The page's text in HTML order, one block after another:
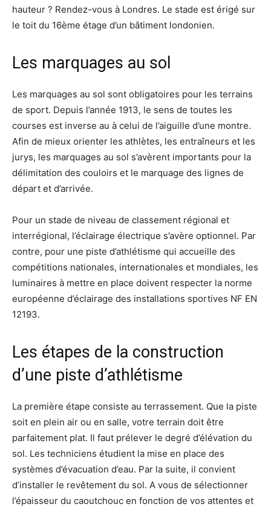
hauteur ? Rendez-vous à Londres. Le stade est érigé sur
le toit du 16ème étage d’un bâtiment londonien.
Les marquages au sol
Les marquages au sol sont obligatoires pour les terrains
de sport. Depuis l’année 1913, le sens de toutes les
courses est inverse au à celui de l’aiguille d’une montre.
Afin de mieux orienter les athlètes, les entraîneurs et les
jurys, les marquages au sol s’avèrent importants pour la
délimitation des couloirs et le marquage des lignes de
départ et d’arrivée.
Pour un stade de niveau de classement régional et
interrégional, l’éclairage électrique s’avère optionnel. Par
contre, pour une piste d’athlétisme qui accueille des
compétitions nationales, internationales et mondiales, les
luminaires à mettre en place doivent respecter la norme
européenne d’éclairage des installations sportives NF EN
12193.
Les étapes de la construction
d’une piste d’athlétisme
La première étape consiste au terrassement. Que la piste
soit en plein air ou en salle, votre terrain doit être
parfaitement plat. Il faut prélever le degré d’élévation du
sol. Les techniciens étudient la mise en place des
systèmes d’évacuation d’eau. Par la suite, il convient
d’installer le revêtement du sol. A vous de sélectionner
l’épaisseur du caoutchouc en fonction de vos attentes et